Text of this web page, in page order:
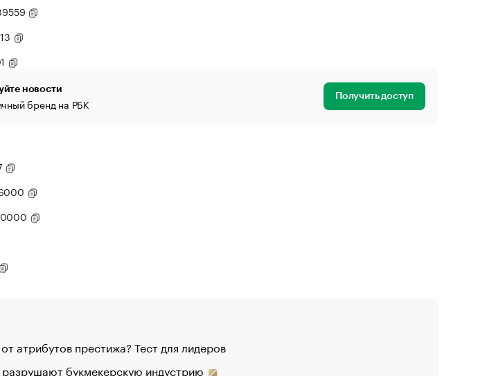
новости
бренд на РБК Получить доступ
атрибутов престижа? Тест для лидеров
букмекерскую индустрию